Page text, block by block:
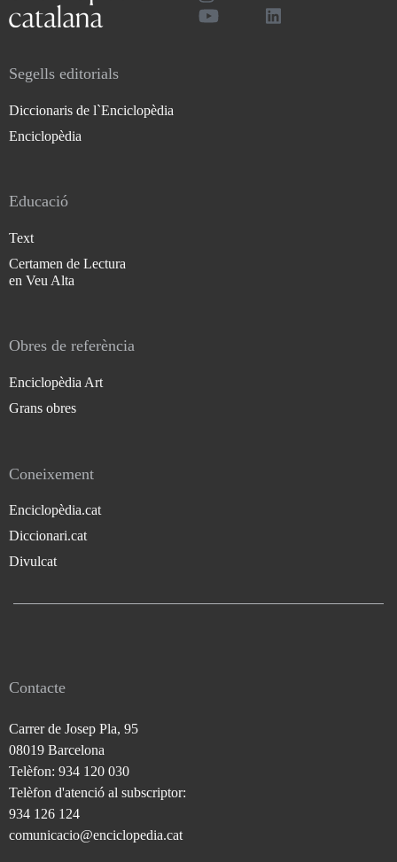
Segells editorials
Diccionaris de l`Enciclopèdia
Enciclopèdia
Educació
Text
Certamen de Lectura
en Veu Alta
Obres de referència
Enciclopèdia Art
Grans obres
Coneixement
Enciclopèdia.cat
Diccionari.cat
Divulcat
Contacte
Carrer de Josep Pla, 95
08019 Barcelona
Telèfon: 934 120 030
Telèfon d'atenció al subscriptor:
934 126 124
comunicacio@enciclopedia.cat